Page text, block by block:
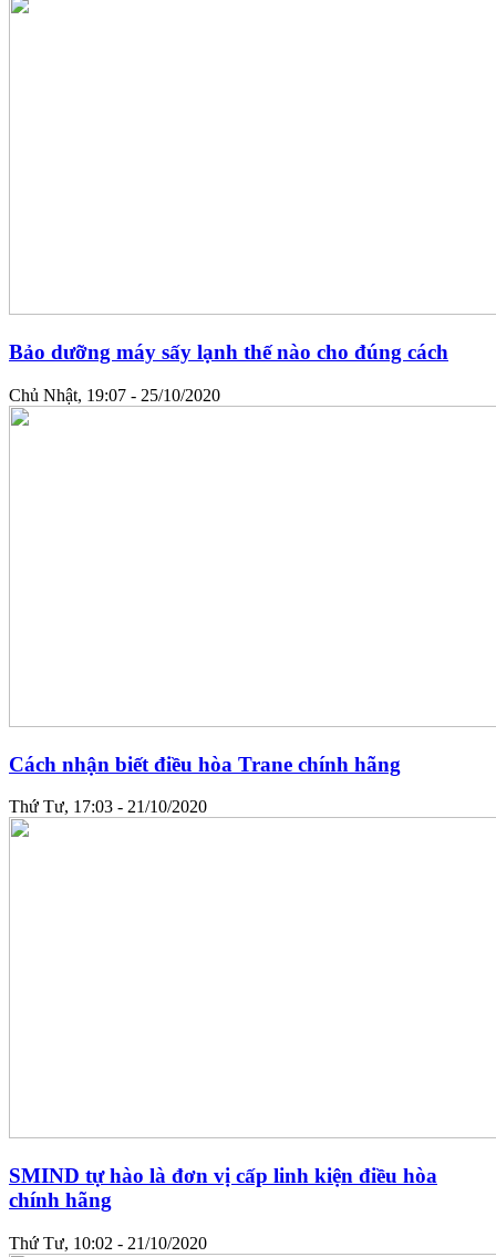
Bảo dưỡng máy sấy lạnh thế nào cho đúng cách
Chủ Nhật, 19:07 - 25/10/2020
Cách nhận biết điều hòa Trane chính hãng
Thứ Tư, 17:03 - 21/10/2020
SMIND tự hào là đơn vị cấp linh kiện điều hòa
chính hãng
Thứ Tư, 10:02 - 21/10/2020